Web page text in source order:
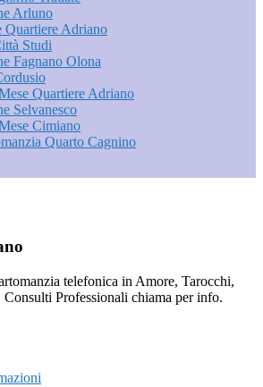
Arluno
Quartiere Adriano
Studi
Fagnano Olona
Quartiere Adriano
Selvanesco
Cimiano
Quarto Cagnino
telefonica in Amore, Tarocchi,
Professionali chiama per info.